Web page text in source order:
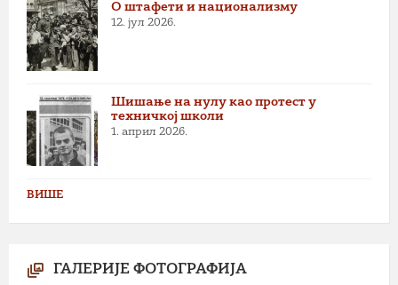
О штафети и национализму
12. јул 2026.
Шишање на нулу као протест у
техничкој школи
1. април 2026.
ВИШЕ
ГАЛЕРИЈЕ ФОТОГРАФИЈА